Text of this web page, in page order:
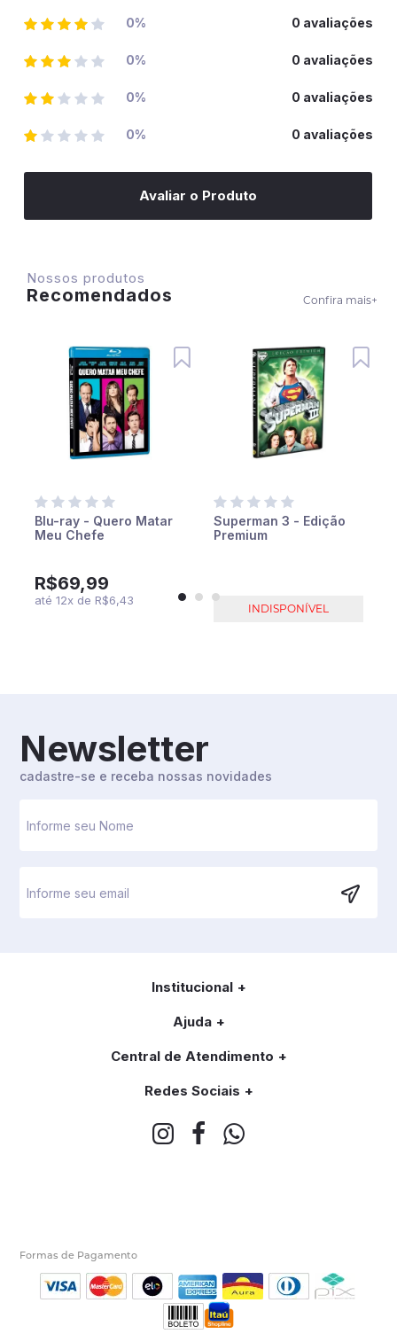
0% 0 avaliações
0% 0 avaliações
0% 0 avaliações
0% 0 avaliações
Avaliar o Produto
Nossos produtos
Recomendados Confira mais+
Blu-ray - Quero Matar
Meu Chefe
R$69,99
até 12xde R$6,43
Superman 3 - Edição
Premium
INDISPONÍVEL
Newsletter
cadastre-se e receba nossas novidades
Institucional
Ajuda
Central de Atendimento
Redes Sociais
Formas de Pagamento